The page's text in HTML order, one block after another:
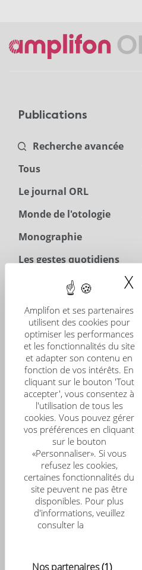
Amplifon et ses partenaires
utilisent des cookies pour
optimiser les performances
et les fonctionnalités du site
et adapter son contenu en
fonction de vos intérêts. En
cliquant sur le bouton 'Tout
accepter', vous consentez à
l'utilisation de tous les
cookies. Vous pouvez gérer
vos préférences en cliquant
sur le bouton
«Personnaliser». Si vous
refusez les cookies,
certaines fonctionnalités du
site peuvent ne pas être
disponibles. Pour plus
d'informations, veuillez
consulter la
Nos partenaires(1)
X
Publications
Recherche avancée
Tous
Le journal ORL
Monde de l'otologie
Monographie
Les gestes quotidiens
Téléchargements
CRS
Présentation
CRS Scientific Journal
Congrès
Trouver un centre
Acouphènes
Enfant
Implants